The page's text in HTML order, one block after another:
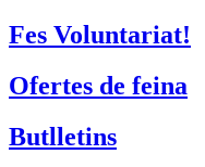
Fes Voluntariat!
Ofertes de feina
Butlletins